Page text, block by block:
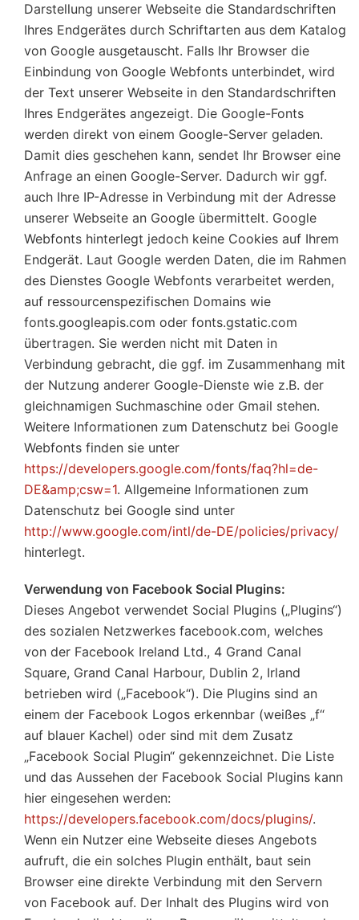
Darstellung unserer Webseite die Standardschriften
Ihres Endgerätes durch Schriftarten aus dem Katalog
von Google ausgetauscht. Falls Ihr Browser die
Einbindung von Google Webfonts unterbindet, wird
der Text unserer Webseite in den Standardschriften
Ihres Endgerätes angezeigt. Die Google-Fonts
werden direkt von einem Google-Server geladen.
Damit dies geschehen kann, sendet Ihr Browser eine
Anfrage an einen Google-Server. Dadurch wir ggf.
auch Ihre IP-Adresse in Verbindung mit der Adresse
unserer Webseite an Google übermittelt. Google
Webfonts hinterlegt jedoch keine Cookies auf Ihrem
Endgerät. Laut Google werden Daten, die im Rahmen
des Dienstes Google Webfonts verarbeitet werden,
auf ressourcenspezifischen Domains wie
fonts.googleapis.com oder fonts.gstatic.com
übertragen. Sie werden nicht mit Daten in
Verbindung gebracht, die ggf. im Zusammenhang mit
der Nutzung anderer Google-Dienste wie z.B. der
gleichnamigen Suchmaschine oder Gmail stehen.
Weitere Informationen zum Datenschutz bei Google
Webfonts finden sie unter
https://developers.google.com/fonts/faq?hl=de-
DE&amp;csw=1. Allgemeine Informationen zum
Datenschutz bei Google sind unter
http://www.google.com/intl/de-DE/policies/privacy/
hinterlegt.
Verwendung von Facebook Social Plugins:
Dieses Angebot verwendet Social Plugins („Plugins“)
des sozialen Netzwerkes facebook.com, welches
von der Facebook Ireland Ltd., 4 Grand Canal
Square, Grand Canal Harbour, Dublin 2, Irland
betrieben wird („Facebook“). Die Plugins sind an
einem der Facebook Logos erkennbar (weißes „f“
auf blauer Kachel) oder sind mit dem Zusatz
„Facebook Social Plugin“ gekennzeichnet. Die Liste
und das Aussehen der Facebook Social Plugins kann
hier eingesehen werden:
https://developers.facebook.com/docs/plugins/.
Wenn ein Nutzer eine Webseite dieses Angebots
aufruft, die ein solches Plugin enthält, baut sein
Browser eine direkte Verbindung mit den Servern
von Facebook auf. Der Inhalt des Plugins wird von